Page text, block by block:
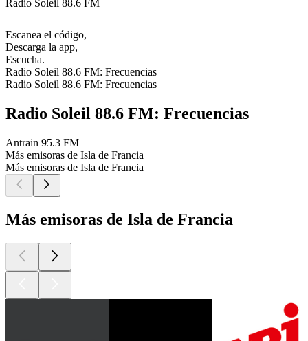
Radio Soleil 88.6 FM
Escanea el código,
Descarga la app,
Escucha.
Radio Soleil 88.6 FM: Frecuencias
Radio Soleil 88.6 FM: Frecuencias
Radio Soleil 88.6 FM: Frecuencias
Antrain 95.3 FM
Más emisoras de Isla de Francia
Más emisoras de Isla de Francia
Más emisoras de Isla de Francia